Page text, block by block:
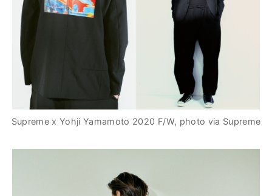
Supreme x Yohji Yamamoto 2020 F/W, photo via Supreme